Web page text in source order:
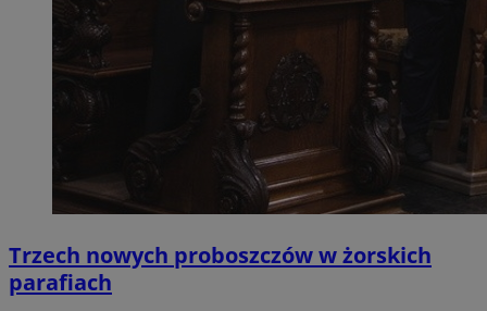
Trzech nowych proboszczów w żorskich
parafiach